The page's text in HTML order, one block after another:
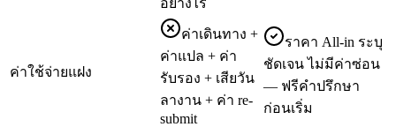
ค่าใช้จ่ายแฝง
ค่าเดินทาง +
ค่าแปล + ค่า
รับรอง + เสียวัน
ลางาน + ค่า re-
submit
ราคา All-in ระบุ
ชัดเจน ไม่มีค่าซ่อน
— ฟรีคำปรึกษา
ก่อนเริ่ม